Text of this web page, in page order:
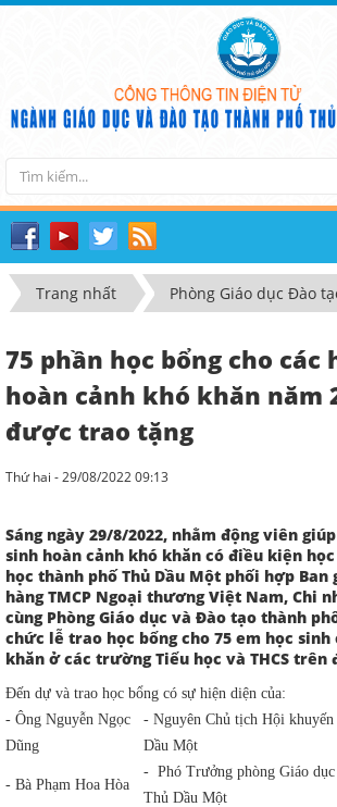
Trang nhất Phòng Giáo dục Đào
75 phần học bổng cho các
hoàn cảnh khó khăn năm
được trao tặng
Thứ hai - 29/08/2022 09:13
Sáng ngày 29/8/2022, nhằm động viên
sinh hoàn cảnh khó khăn có điều kiện
học thành phố Thủ Dầu Một phối hợp Ban
hàng TMCP Ngoại thương Việt Nam, Chi
cùng Phòng Giáo dục và Đào tạo thành
chức lễ trao học bổng cho 75 em học sinh
khăn ở các trường Tiểu học và THCS trên
Đến dự và trao học bổng có sự hiện diện của:
- Ông Nguyễn Ngọc
Dũng
- Nguyên Chủ tịch Hội khuyến
Dầu Một
- Bà Phạm Hoa Hòa
- Phó Trưởng phòng Giáo
Thủ Dầu Một